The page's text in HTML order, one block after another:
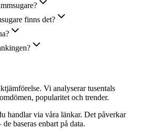
finns det?
Vi analyserar tusentals
popularitet och trender.
handlar via våra länkar. Det påverkar
baseras enbart på data.